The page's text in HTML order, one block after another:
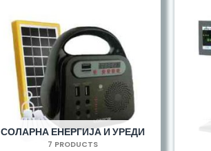
СОЛАРНА ЕНЕРГИЈА И УРЕДИ
7 PRODUCTS